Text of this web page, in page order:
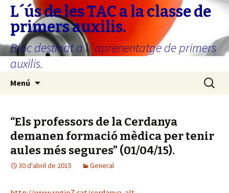
L´ús de les TAC a la classe de
primers auxilis.
Bloc destinat a l´aprenentatge de primers
auxilis.
Menú Cerca:
“Els professors de la Cerdanya
demanen formació mèdica per tenir
aules més segures” (01/04/15).
30 d'abril de 2015 General